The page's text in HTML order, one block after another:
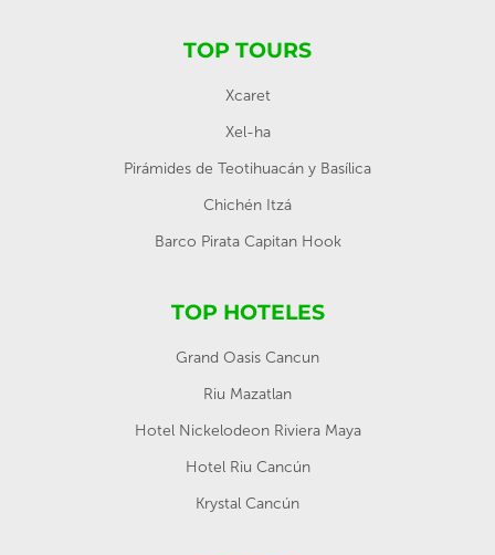
TOP TOURS
Xcaret
Xel-ha
Pirámides de Teotihuacán y Basílica
Chichén Itzá
Barco Pirata Capitan Hook
TOP HOTELES
Grand Oasis Cancun
Riu Mazatlan
Hotel Nickelodeon Riviera Maya
Hotel Riu Cancún
Krystal Cancún